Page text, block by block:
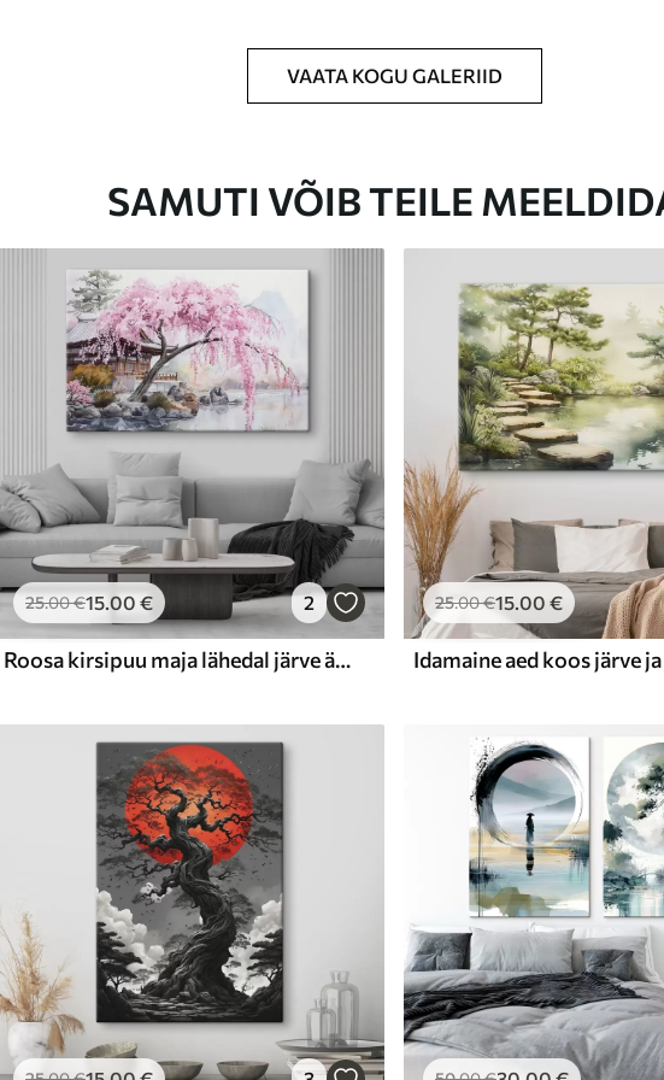
VAATA KOGU GALERIID
SAMUTI VÕIB TEILE
25.00€15.00 € 2
Roosa kirsipuu maja lähedal järve ääres, Jaapan, idamaine, akvarellstiil
25.00€15.00 €